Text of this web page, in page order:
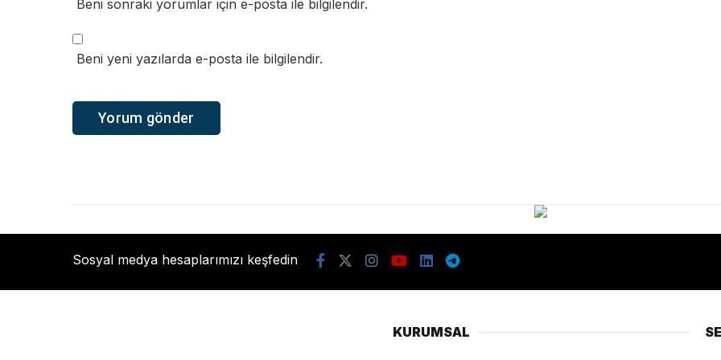
Beni sonraki yorumlar için e-posta ile bilgilendir.
Beni yeni yazılarda e-posta ile bilgilendir.
Sosyal medya hesaplarımızı keşfedin
KURUMSAL